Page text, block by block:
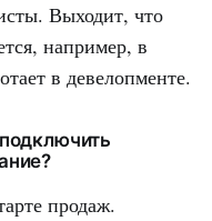
Выходит, что
например, в
в девелопменте.
продаж.